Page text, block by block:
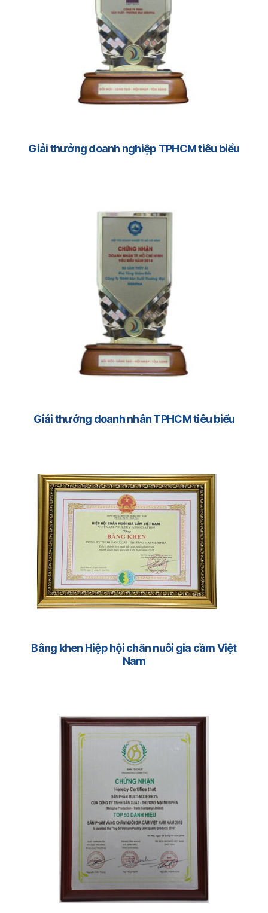
Giải thưởng doanh nghiệp TPHCM tiêu biểu
Giải thưởng doanh nhân TPHCM tiêu biểu
Bằng khen Hiệp hội chăn nuôi gia cầm Việt
Nam